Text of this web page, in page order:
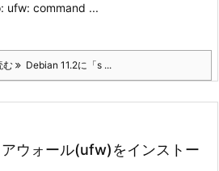
ufw: command ...
む Debian 11.2に「s ...
ウォール(ufw)をインストー